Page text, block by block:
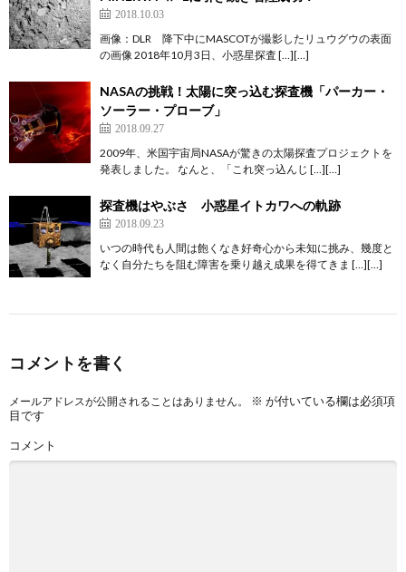
2018.10.03
画像：DLR 降下中にMASCOTが撮影したリュウグウの表面
の画像 2018年10月3日、小惑星探査 […][…]
NASAの挑戦！太陽に突っ込む探査機「パーカー・
ソーラー・プローブ」
2018.09.27
2009年、米国宇宙局NASAが驚きの太陽探査プロジェクトを
発表しました。 なんと、「これ突っ込んじ […][…]
探査機はやぶさ 小惑星イトカワへの軌跡
2018.09.23
いつの時代も人間は飽くなき好奇心から未知に挑み、幾度と
なく自分たちを阻む障害を乗り越え成果を得てきま […][…]
コメントを書く
メールアドレスが公開されることはありません。 ※ が付いている欄は必須項
目です
コメント